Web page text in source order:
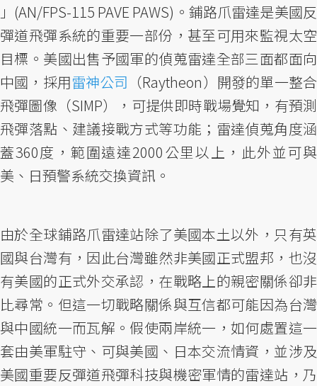
」(AN/FPS-115 PAVE PAWS)。鋪路爪雷達是美國反
彈道飛彈系統的重要一部份，甚至可用來監視太空
目標。美國出售予國軍的偵蒐雷達全部三面都面向
中國，採用雷神公司 （Raytheon）開發的單一整合
飛彈圖像（SIMP），可提供即時戰場覺知，有預測
飛彈落點、建議接戰方式等功能；雷達偵蒐角度涵
蓋360度，範圍遠達2000公里以上，此外並可與
美、日預警系統交換資訊。
由於全球鋪路爪雷達站除了美國本土以外，只有英
國與台灣有，因此台灣雖然非美國正式盟邦，也沒
有美國的正式外交承認，在戰略上的親密關係卻非
比尋常。但這一切戰略關係與互信都可能因為台灣
與中國統一而瓦解。假使兩岸統一，如何處置這一
套由美軍駐守、可與美國、日本交流情資，並涉及
美國重要反彈道飛彈科技與機密軍情的雷達站，乃